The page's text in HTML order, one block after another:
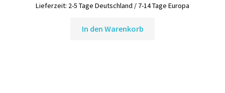
Lieferzeit: 2-5 Tage Deutschland / 7-14 Tage Europa
In den Warenkorb